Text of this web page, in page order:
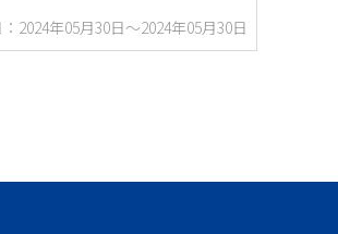
2024年05月30日～2024年05月30日